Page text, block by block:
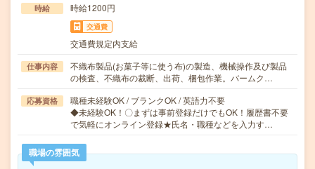
時給 時給1200円
交通費
交通費規定内支給
仕事内容
不織布製品(お菓子等に使う布)の製造、機械操作及び製品
の検査、不織布の裁断、出荷、梱包作業。バームク…
応募資格
職種未経験OK / ブランクOK / 英語力不要
◆未経験OK！〇まずは事前登録だけでもOK！履歴書不要
で気軽にオンライン登録★氏名・職種などを入力す…
職場の雰囲気